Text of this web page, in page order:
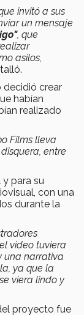
invitó a sus
un mensaje
, que
asilos,
decidió crear
habían
realizado
Films lleva
entre
para su
con una
durante la
video tuviera
una narrativa
ya que la
viera lindo y
proyecto fue